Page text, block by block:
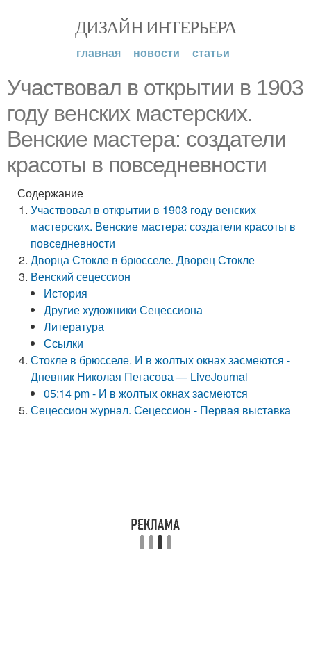
ДИЗАЙН ИНТЕРЬЕРА
главная новости статьи
Участвовал в открытии в 1903
году венских мастерских.
Венские мастера: создатели
красоты в повседневности
Содержание
Участвовал в открытии в 1903 году венских
мастерских. Венские мастера: создатели красоты в
повседневности
Дворца Стокле в брюсселе. Дворец Стокле
Венский сецессион
История
Другие художники Сецессиона
Литература
Ссылки
Стокле в брюсселе. И в жолтых окнах засмеются -
Дневник Николая Пегасова — LiveJournal
05:14 pm - И в жолтых окнах засмеются
Сецессион журнал. Сецессион - Первая выставка